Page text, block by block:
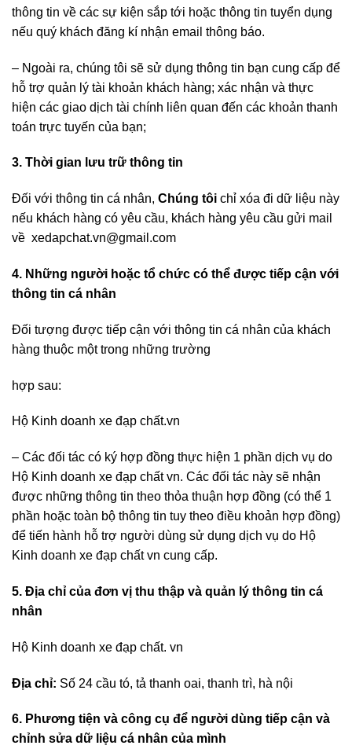
thông tin về các sự kiện sắp tới hoặc thông tin tuyển dụng
nếu quý khách đăng kí nhận email thông báo.
– Ngoài ra, chúng tôi sẽ sử dụng thông tin bạn cung cấp để
hỗ trợ quản lý tài khoản khách hàng; xác nhận và thực
hiện các giao dịch tài chính liên quan đến các khoản thanh
toán trực tuyến của bạn;
3. Thời gian lưu trữ thông tin
Đối với thông tin cá nhân, Chúng tôi chỉ xóa đi dữ liệu này
nếu khách hàng có yêu cầu, khách hàng yêu cầu gửi mail
về xedapchat.vn@gmail.com
4. Những người hoặc tổ chức có thể được tiếp cận với
thông tin cá nhân
Đối tượng được tiếp cận với thông tin cá nhân của khách
hàng thuộc một trong những trường
hợp sau:
Hộ Kinh doanh xe đạp chất.vn
– Các đối tác có ký hợp đồng thực hiện 1 phần dịch vụ do
Hộ Kinh doanh xe đạp chất vn. Các đối tác này sẽ nhận
được những thông tin theo thỏa thuận hợp đồng (có thể 1
phần hoặc toàn bộ thông tin tuy theo điều khoản hợp đồng)
để tiến hành hỗ trợ người dùng sử dụng dịch vụ do Hộ
Kinh doanh xe đạp chất vn cung cấp.
5. Địa chỉ của đơn vị thu thập và quản lý thông tin cá
nhân
Hộ Kinh doanh xe đạp chất. vn
Địa chỉ: Số 24 cầu tó, tả thanh oai, thanh trì, hà nội
6. Phương tiện và công cụ để người dùng tiếp cận và
chỉnh sửa dữ liệu cá nhân của mình